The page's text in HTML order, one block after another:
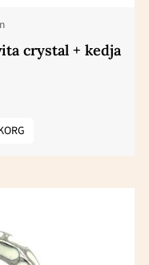
crystal + kedja